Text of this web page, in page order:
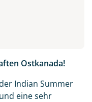
Ostkanada!
Indian Summer
eine sehr